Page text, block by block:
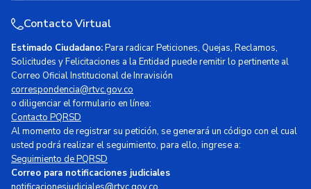
Contacto Virtual
Estimado Ciudadano:Para radicar Peticiones, Quejas, Reclamos,
Solicitudes y Felicitaciones a la Entidad puede remitir lo pertinente al
Correo Oficial Institucional de Inravisión
correspondencia@rtvc.gov.co
o diligenciar el formulario en línea:
Contacto PQRSD
Al momento de registrar su petición, se generará un código con el cual
usted podrá realizar el seguimiento, para ello, ingrese a:
Seguimiento de PQRSD
Correo para notificaciones judiciales